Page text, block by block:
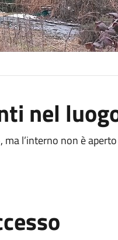
nel
ma l’interno non è